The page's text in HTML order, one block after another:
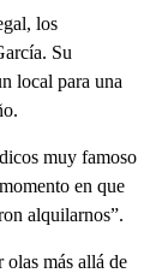
los
Su
local para una
muy famoso
en que
alquilarnos”.
más allá de